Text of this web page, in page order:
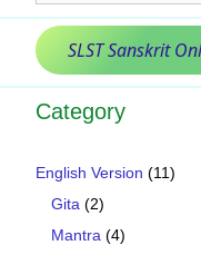
SLST Sanskrit
Category
English Version (11)
Gita (2)
Mantra (4)